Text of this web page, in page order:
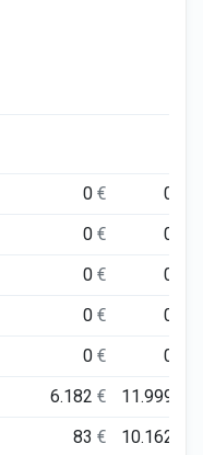
0€ 0
0€ 0
0€ 0
0€ 0
0€ 0
6.182€ 11.999
83€ 10.162